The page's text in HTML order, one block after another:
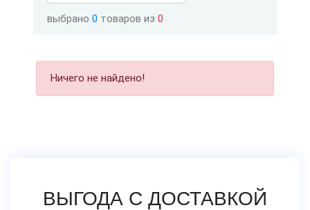
выбрано 0 товаров из 0
Ничего не найдено!
ВЫГОДА С ДОСТАВКОЙ